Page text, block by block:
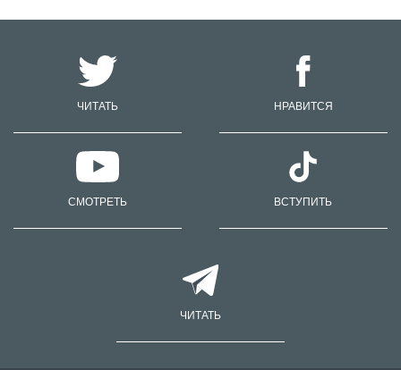
ЧИТАТЬ НРАВИТСЯ
СМОТРЕТЬ ВСТУПИТЬ
ЧИТАТЬ